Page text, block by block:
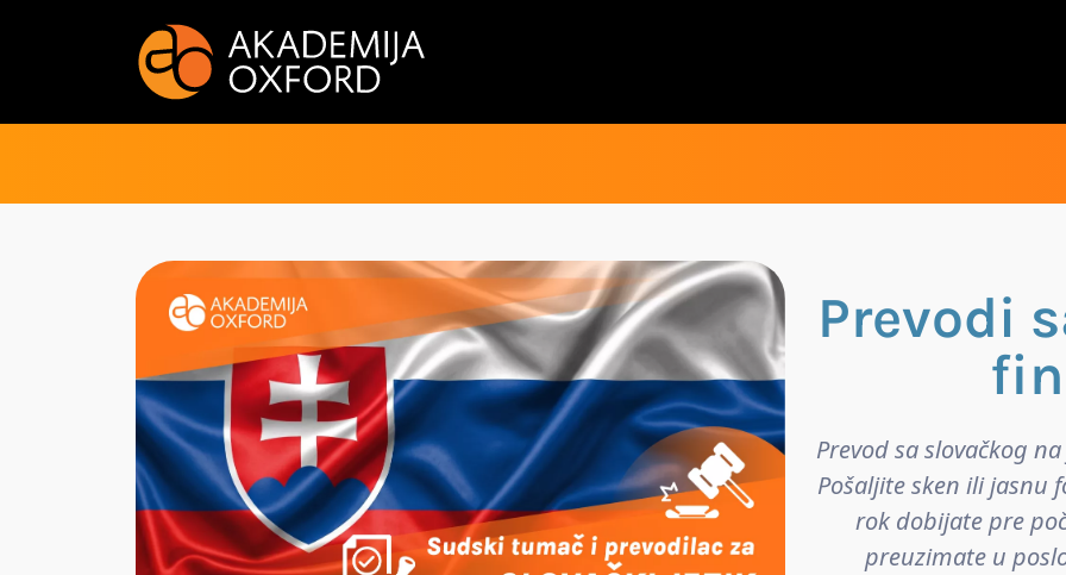
Prevodi
Prevod sa slovačkog
Pošaljite sken ili
rok dobijate pre
preuzimate u